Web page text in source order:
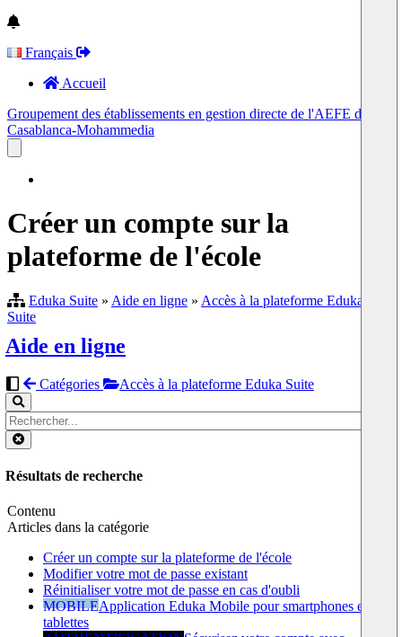
Français
Accueil
Groupement des établissements en gestion directe de l'AEFE de
Casablanca-Mohammedia
Créer un compte sur la
plateforme de l'école
Eduka Suite » Aide en ligne » Accès à la plateforme Eduka
Suite
Aide en ligne
Catégories Accès à la plateforme Eduka Suite
Résultats de recherche
Contenu
Articles dans la catégorie
Créer un compte sur la plateforme de l'école
Modifier votre mot de passe existant
Réinitialiser votre mot de passe en cas d'oubli
MOBILEApplication Eduka Mobile pour smartphones et
tablettes